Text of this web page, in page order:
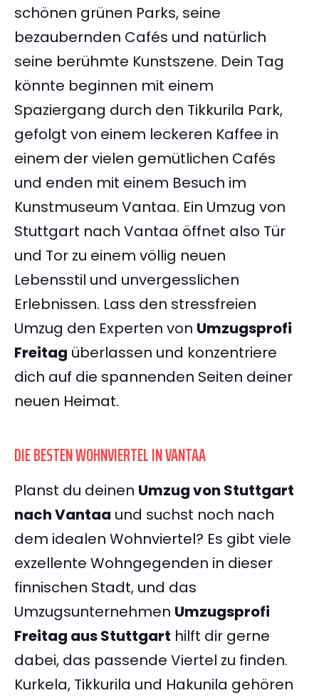
schönen grünen Parks, seine
bezaubernden Cafés und natürlich
seine berühmte Kunstszene. Dein Tag
könnte beginnen mit einem
Spaziergang durch den Tikkurila Park,
gefolgt von einem leckeren Kaffee in
einem der vielen gemütlichen Cafés
und enden mit einem Besuch im
Kunstmuseum Vantaa. Ein Umzug von
Stuttgart nach Vantaa öffnet also Tür
und Tor zu einem völlig neuen
Lebensstil und unvergesslichen
Erlebnissen. Lass den stressfreien
Umzug den Experten von Umzugsprofi
Freitag überlassen und konzentriere
dich auf die spannenden Seiten deiner
neuen Heimat.
DIE BESTEN WOHNVIERTEL IN VANTAA
Planst du deinen Umzug von Stuttgart
nach Vantaa und suchst noch nach
dem idealen Wohnviertel? Es gibt viele
exzellente Wohngegenden in dieser
finnischen Stadt, und das
Umzugsunternehmen Umzugsprofi
Freitag aus Stuttgart hilft dir gerne
dabei, das passende Viertel zu finden.
Kurkela, Tikkurila und Hakunila gehören